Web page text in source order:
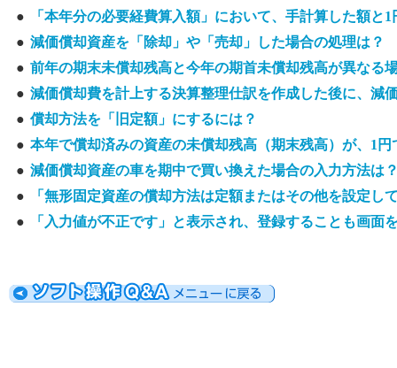
●
「本年分の必要経費算入額」において、手計算した額と
● 減価償却資産を「除却」や「売却」した場合の処理は？
● 前年の期末未償却残高と今年の期首未償却残高が異なる
● 減価償却費を計上する決算整理仕訳を作成した後に、減
● 償却方法を「旧定額」にするには？
● 本年で償却済みの資産の未償却残高（期末残高）が、1
● 減価償却資産の車を期中で買い換えた場合の入力方法は
●
「無形固定資産の償却方法は定額またはその他を設定
●
「入力値が不正です」と表示され、登録することも画面